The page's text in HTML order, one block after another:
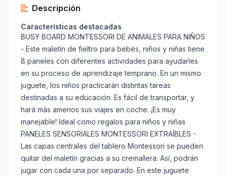
Descripción
Características destacadas
BUSY BOARD MONTESSORI DE ANIMALES PARA NIÑOS
- Este maletín de fieltro para bebés, niños y niñas tiene
8 paneles con diferentes actividades para ayudarles
en su proceso de aprendizaje temprano. En un mismo
juguete, los niños practicarán distintas tareas
destinadas a su educación. Es fácil de transportar, y
hará más amenos sus viajes en coche. ¡Es muy
manejable! Ideal como regalos para niños y niñas
PANELES SENSORIALES MONTESSORI EXTRAÍBLES -
Las capas centrales del tablero Montessori se pueden
quitar del maletín gracias a su cremallera. Así, podrán
jugar con cada una por separado. En este juguete